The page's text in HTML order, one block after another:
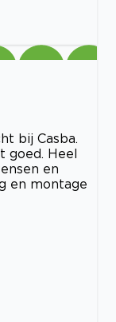
bij Casba.
goed. Heel
en
en montage